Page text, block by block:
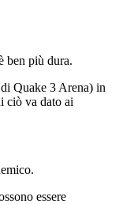
ben più dura.
Quake 3 Arena) in
ciò va dato ai
essere